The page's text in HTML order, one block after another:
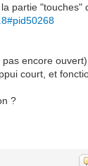
partie "touches"
encore
court, et
?